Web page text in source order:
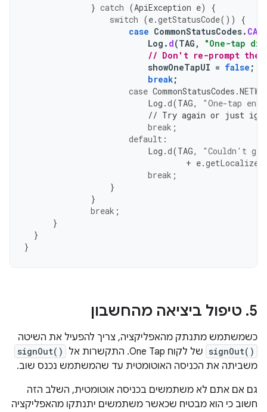
} catch (ApiException e)
{
switch (e.getStatusCode())
{
case CommonStatusCodes.
Log . d(TAG ,
"One-tap
// Don't re-prompt the
showOneTapUI = false ;
break;
case CommonStatusCodes .
Log .d(TAG,
"One-tap
// Try again or just
break ;
default :
Log .d(TAG,
"Couldn't
+ e.
break ;
}
}
break ;
}
}
}
5
. טיפול ביציאה מהחשבון
כשמשתמש מתנתק מהאפליקציה, צריך להפעיל את השיטה
signOut() של לקוח One Tap. התקשרות אל signOut()
משביתה את הכניסה האוטומטית עד שהמשתמש נכנס שוב.
גם אם אתם לא משתמשים בכניסה אוטומטית, השלב הזה
חשוב כי הוא מבטיח שכאשר משתמשים יתנתקו מהאפליקציה